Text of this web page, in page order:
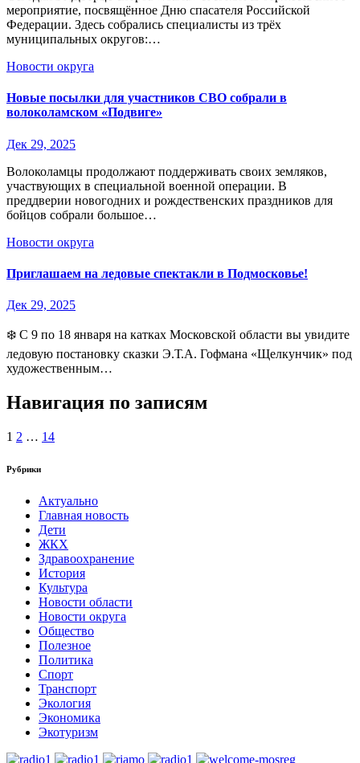
мероприятие, посвящённое Дню спасателя Российской
Федерации. Здесь собрались специалисты из трёх
муниципальных округов:…
Новости округа
Новые посылки для участников СВО собрали в
волоколамском «Подвиге»
Дек 29, 2025
Волоколамцы продолжают поддерживать своих земляков,
участвующих в специальной военной операции. В
преддверии новогодних и рождественских праздников для
бойцов собрали большое…
Новости округа
Приглашаем на ледовые спектакли в Подмосковье!
Дек 29, 2025
❄️ С 9 по 18 января на катках Московской области вы увидите
ледовую постановку сказки Э.Т.А. Гофмана «Щелкунчик» под
художественным…
Навигация по записям
1 2 … 14
Рубрики
Актуально
Главная новость
Дети
ЖКХ
Здравоохранение
История
Культура
Новости области
Новости округа
Общество
Полезное
Политика
Спорт
Транспорт
Экология
Экономика
Экотуризм